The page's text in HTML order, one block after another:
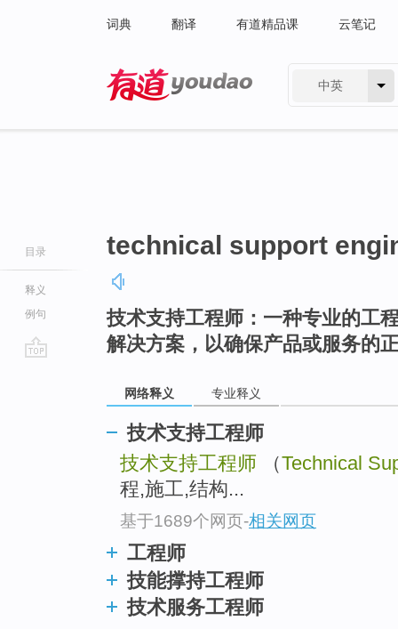
词典 翻译 有道精品课 云笔记
中英
目录
释义
例句
technical support
技术支持工程师：一种专业的工
解决方案，以确保产品或服务的
网络释义 专业释义
技术支持工程师
技术支持工程师 （Technical
程,施工,结构...
基于1689个网页-相关网页
工程师
技能撑持工程师
技术服务工程师